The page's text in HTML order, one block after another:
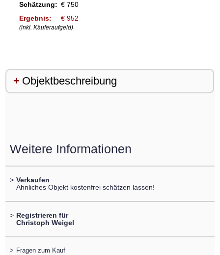
Schätzung: € 750
Ergebnis:
€ 952
(inkl. Käuferaufgeld)
Objektbeschreibung
Weitere Informationen
> Verkaufen
Ähnliches Objekt kostenfrei schätzen lassen!
> Registrieren für
Christoph Weigel
> Fragen zum Kauf